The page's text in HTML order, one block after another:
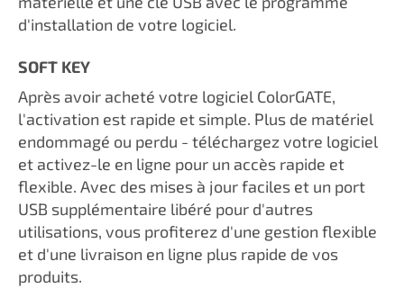
d'installation de votre logiciel.
SOFT KEY
Après avoir acheté votre logiciel ColorGATE,
l'activation est rapide et simple. Plus de matériel
endommagé ou perdu - téléchargez votre logiciel
et activez-le en ligne pour un accès rapide et
flexible. Avec des mises à jour faciles et un port
USB supplémentaire libéré pour d'autres
utilisations, vous profiterez d'une gestion flexible
et d'une livraison en ligne plus rapide de vos
produits.